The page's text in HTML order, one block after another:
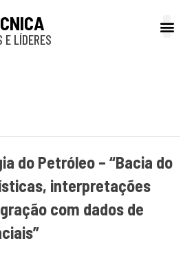
E LÍDERES
do Petróleo – “Bacia do
interpretações
com dados de